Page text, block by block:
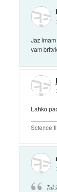
Jaz
vam
Lahko
Science